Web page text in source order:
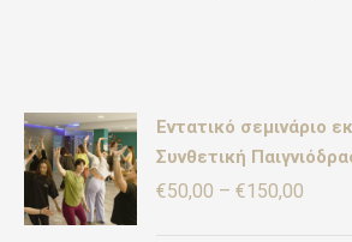
Εντατικό σεμινάριο
Συνθετική
€50,00 – €150,00